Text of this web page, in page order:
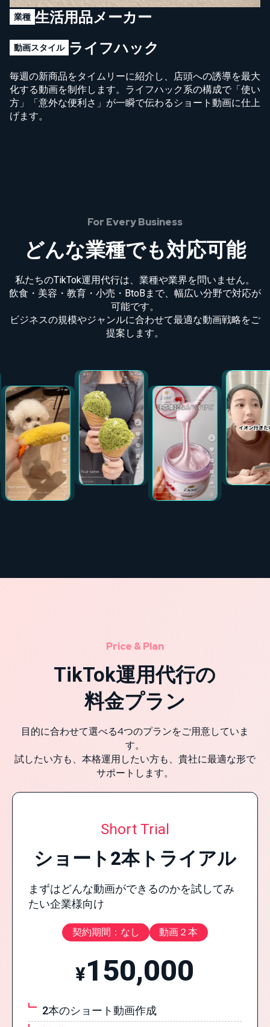
業種 生活用品メーカー
動画スタイル ライフハック
毎週の新商品をタイムリーに紹介し、店頭への誘導を最大
化する動画を制作します。ライフハック系の構成で「使い
方」「意外な便利さ」が一瞬で伝わるショート動画に仕上
げます。
For Every Business
どんな業種でも対応可能
私たちのTikTok運用代行は、業種や業界を問いません。
飲食・美容・教育・小売・BtoBまで、幅広い分野で対応が
可能です。
ビジネスの規模やジャンルに合わせて最適な動画戦略をご
提案します。
Price & Plan
TikTok運用代行の
料金プラン
目的に合わせて選べる4つのプランをご用意していま
す。
試したい方も、本格運用したい方も、貴社に最適な形で
サポートします。
Short Trial
ショート2本トライアル
まずはどんな動画ができるのかを試してみ
たい企業様向け
契約期間：なし 動画２本
¥150,000
2本のショート動画作成